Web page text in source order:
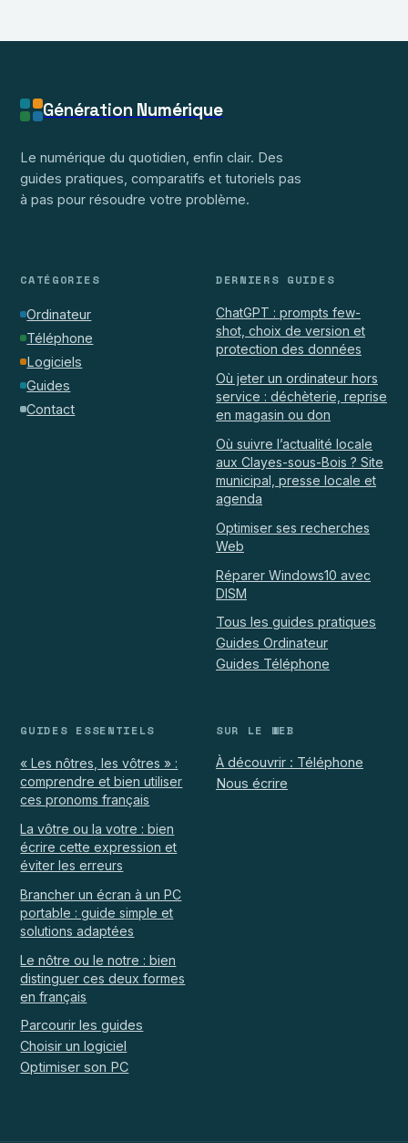
efficacement
éviter les erreurs
Génération Numérique
Le numérique du quotidien, enfin clair. Des
guides pratiques, comparatifs et tutoriels pas
à pas pour résoudre votre problème.
CATÉGORIES
Ordinateur
Téléphone
Logiciels
Guides
Contact
DERNIERS GUIDES
ChatGPT : prompts few-
shot, choix de version et
protection des données
Où jeter un ordinateur hors
service : déchèterie, reprise
en magasin ou don
Où suivre l’actualité locale
aux Clayes-sous-Bois ? Site
municipal, presse locale et
agenda
Optimiser ses recherches
Web
Réparer Windows10 avec
DISM
Tous les guides pratiques
Guides Ordinateur
Guides Téléphone
GUIDES ESSENTIELS
« Les nôtres, les vôtres » :
comprendre et bien utiliser
ces pronoms français
La vôtre ou la votre : bien
écrire cette expression et
éviter les erreurs
Brancher un écran à un PC
portable : guide simple et
solutions adaptées
Le nôtre ou le notre : bien
distinguer ces deux formes
en français
Parcourir les guides
Choisir un logiciel
Optimiser son PC
SUR LE WEB
À découvrir : Téléphone
Nous écrire